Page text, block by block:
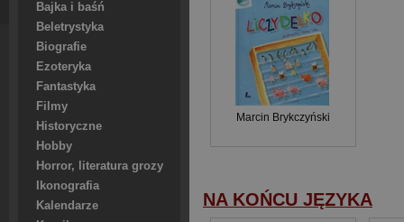
Bajka i baśń
Beletrystyka
Biografie
Ezoteryka
Fantastyka
Filmy
Historyczne
Hobby
Horror, literatura grozy
Ikonografia
Kalendarze
Marcin Brykczyński
NA KOŃCU JĘZYKA